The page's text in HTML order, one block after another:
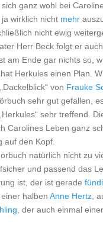
ganz wohl bei
wirklich nicht mehr
nicht ewig
Herr Beck folgt er
am Ende gar nichts so,
Herkules einen Plan.
von Frauke
sehr gut gefallen,
sehr treffend.
Carolines Leben ganz
auf den Kopf.
natürlich nicht zu
und passend das
ist, der ist gerade
halben Anne Hertz ,
, der auch einmal